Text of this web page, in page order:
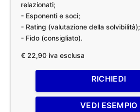
relazionati;
- Esponenti e soci;
- Rating (valutazione della solvibilità);
- Fido (consigliato).
€ 22,90 iva esclusa
RICHIEDI
VEDI ESEMPIO